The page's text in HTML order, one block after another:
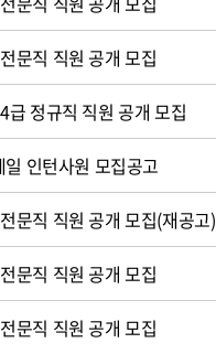
문직 직원 공개 모집
급 정규직 직원 공개 모집
인턴사원 모집공고
문직 직원 공개 모집(재공고)
문직 직원 공개 모집
문직 직원 공개 모집